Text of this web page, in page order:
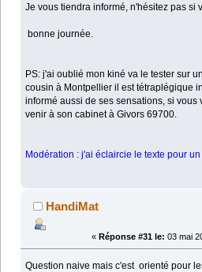
Je vous tiendra informé, n'hésitez pas si
bonne journée.
PS: j'ai oublié mon kiné va le tester sur
cousin à Montpellier il est tétraplégique
informé aussi de ses sensations, si vous
venir à son cabinet à Givors 69700.
Modération : j'ai éclaircie le texte pour
HandiMat
« Réponse #31 le: 03 mai
Question naive mais c'est orienté pour